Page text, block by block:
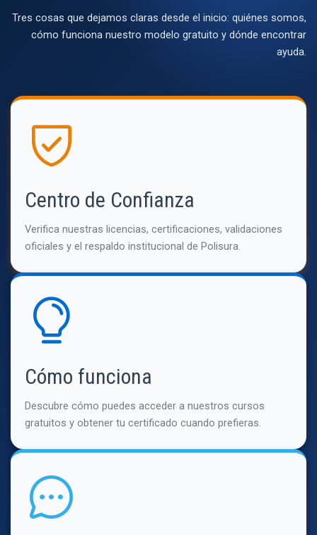
Tres cosas que dejamos claras desde el inicio: quiénes somos,
cómo funciona nuestro modelo gratuito y dónde encontrar
ayuda.
Centro de Confianza
Verifica nuestras licencias, certificaciones, validaciones
oficiales y el respaldo institucional de Polisura.
Cómo funciona
Descubre cómo puedes acceder a nuestros cursos
gratuitos y obtener tu certificado cuando prefieras.